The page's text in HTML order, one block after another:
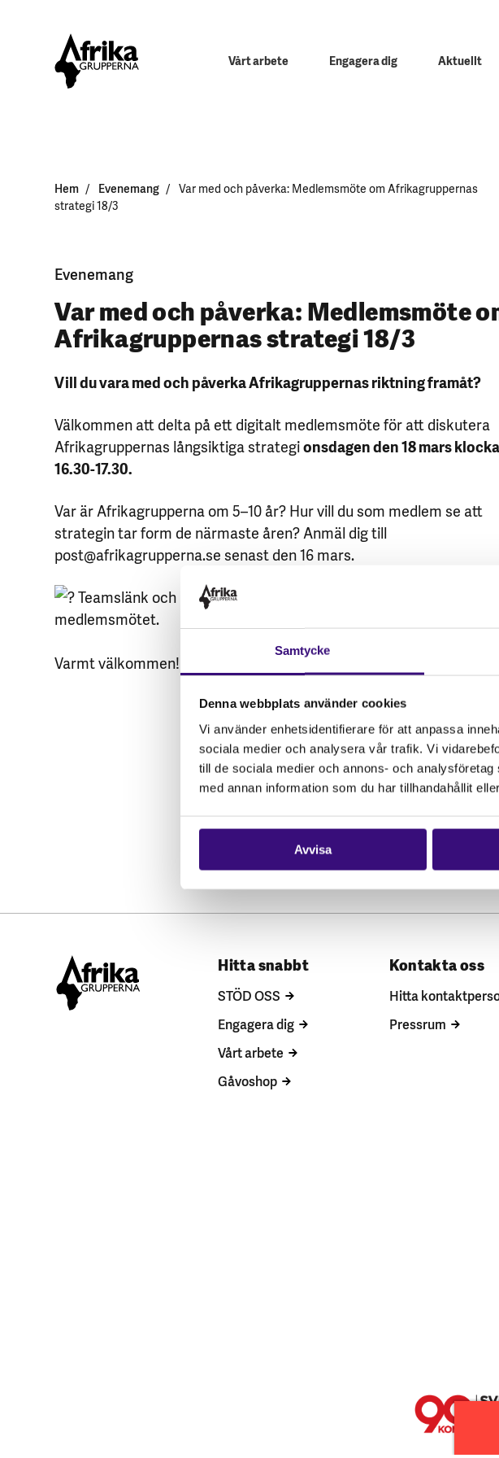
Samtycke
Denna webbplats använder cookies
Vi använder enhetsidentifierare för att anpassa
sociala medier och analysera vår trafik. Vi
till de sociala medier och annons- och
med annan information som du har tillhandahållit
Avvisa
Vårt arbete Engagera dig Aktuellt
Hem Evenemang
Var med och påverka: Medlemsmöte om Afrikagruppernas
strategi 18/3
Evenemang
Var med och påverka: Medlemsmöte
Afrikagruppernas strategi 18/3
Vill du vara med och påverka Afrikagruppernas riktning framåt?
Välkommen att delta på ett digitalt medlemsmöte för att diskutera
Afrikagruppernas långsiktiga strategionsdagen den 18 mars
16.30-17.30.
Var är Afrikagrupperna om 5–10 år? Hur vill du som medlem se att
strategin tar form de närmaste åren? Anmäl dig till
post@afrikagrupperna.se senast den 16 mars.
Teamslänk och information om mötet kommer på mail dagen
medlemsmötet.
Varmt välkommen!
Hitta snabbt
STÖD OSS
Engagera dig
Vårt arbete
Gåvoshop
Kontakta oss
Hitta
Pressrum